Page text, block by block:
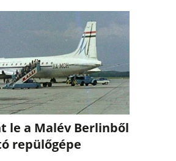
le a Malév Berlinből
repülőgépe